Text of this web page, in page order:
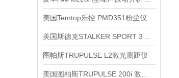
图帕斯TRUPULSE L2激光测距仪